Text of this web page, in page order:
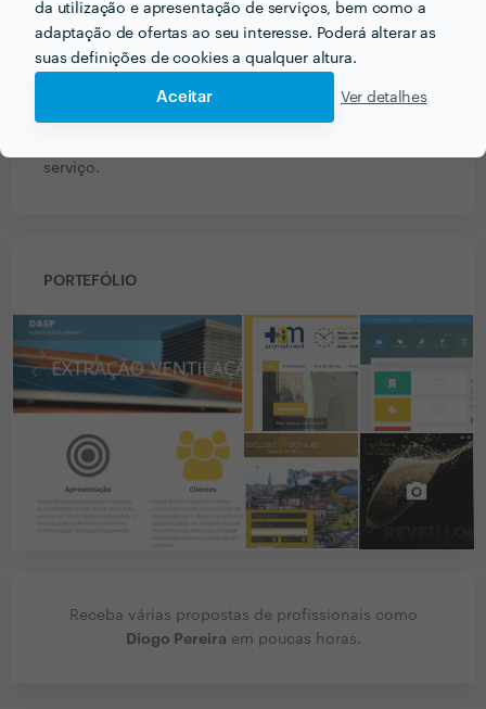
da utilização e apresentação de serviços, bem como a
adaptação de ofertas ao seu interesse. Poderá alterar as
suas definições de cookies a qualquer altura.
Aceitar Ver detalhes
Desenvolvimento de Website
13 Mar 2015
O Diogo Pereira, é um fornecedor prestável, e
disponível para resolver eventuais problemas
serviço.
PORTEFÓLIO
Receba várias propostas de profissionais como
Diogo Pereira em poucas horas.